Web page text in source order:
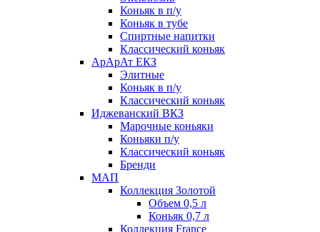
Коньяк в п/у
Коньяк в тубе
Спиртные напитки
Классический коньяк
АрАрАт ЕКЗ
Элитные
Коньяк в п/у
Классический коньяк
Иджеванский ВКЗ
Марочные коньяки
Коньяки п/у
Классический коньяк
Бренди
МАП
Коллекция Золотой
Объем 0,5 л
Коньяк 0,7 л
Коллекция France